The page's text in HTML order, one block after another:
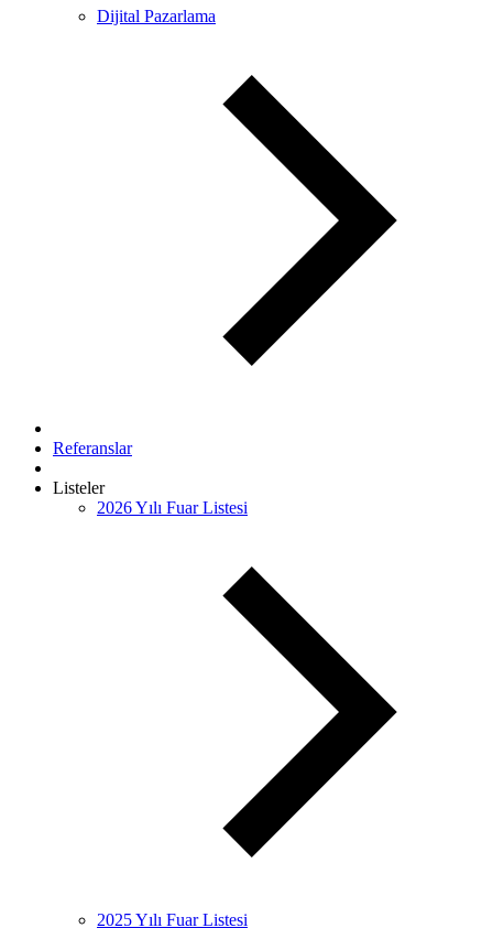
Dijital Pazarlama
Referanslar
Listeler
2026 Yılı Fuar Listesi
2025 Yılı Fuar Listesi